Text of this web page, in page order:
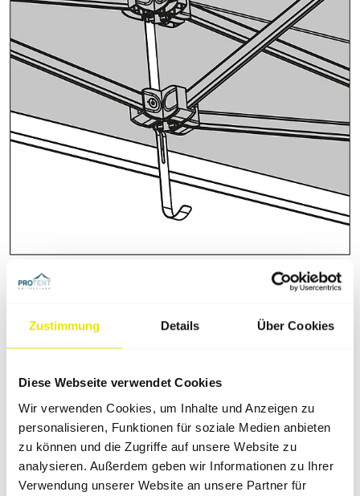
Zustimmung Details Über Cookies
Diese Webseite verwendet Cookies
Wir verwenden Cookies, um Inhalte und Anzeigen zu
personalisieren, Funktionen für soziale Medien anbieten
zu können und die Zugriffe auf unsere Website zu
analysieren. Außerdem geben wir Informationen zu Ihrer
Verwendung unserer Website an unsere Partner für